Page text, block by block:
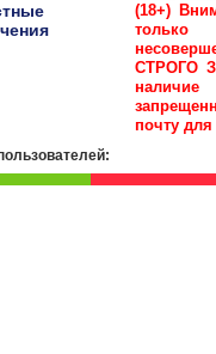
(18+)
СТРОГО
почту